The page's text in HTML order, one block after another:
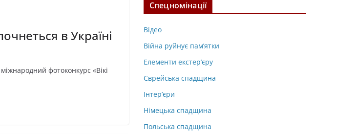
в Україні
фотоконкурс «Вікі
Спецномінації
Відео
Війна руйнує пам’ятки
Елементи екстер’єру
Єврейська спадщина
Інтер’єри
Німецька спадщина
Польська спадщина